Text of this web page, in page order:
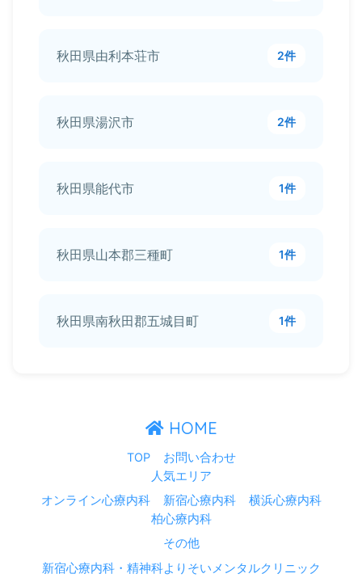
秋田県由利本荘市 2件
秋田県湯沢市 2件
秋田県能代市 1件
秋田県山本郡三種町 1件
秋田県南秋田郡五城目町 1件
HOME
TOP
お問い合わせ
人気エリア
オンライン心療内科
新宿心療内科
横浜心療内科
柏心療内科
その他
新宿心療内科・精神科よりそいメンタルクリニック